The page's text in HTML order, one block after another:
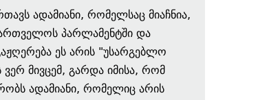
ადამიანი, რომელსაც მიაჩნია,
პარლამენტში და
ეს არის "უსარგებლო
ვერ მივცემ, გარდა იმისა, რომ
ადამიანი, რომელიც არის